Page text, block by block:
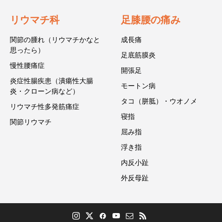
リウマチ科
関節の腫れ（リウマチかなと
思ったら）
慢性腰痛症
炎症性腸疾患（潰瘍性大腸
炎・クローン病など）
リウマチ性多発筋痛症
関節リウマチ
足膝腰の痛み
成長痛
足底筋膜炎
開張足
モートン病
タコ（胼胝）・ウオノメ
寝指
屈み指
浮き指
内反小趾
外反母趾